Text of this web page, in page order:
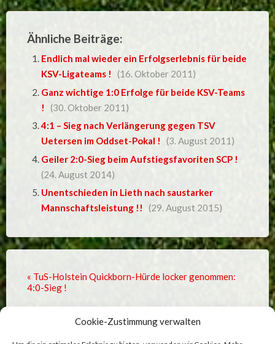
Cookie-Zustimmung verwalten
Ähnliche Beiträge:
Endlich mal wieder ein Erfolgserlebnis für beide
KSV-Ligateams !
(16. Oktober 2011)
Ganz wichtige 1:0 Erfolge für beide KSV-Teams
!
(30. Oktober 2011)
4:1 – Sieg nach Verlängerung gegen TSV
Uetersen im Oddset-Pokal !
(3. August 2011)
Geiler 2:0-Sieg beim Aufstiegsfavoriten SCP !
(24. August 2014)
Unentschieden in Lieth nach saustarker
Mannschaftsleistung !!
(29. August 2015)
« TuS-Holstein Quickborn-Hürde locker genommen:
4:0-Sieg !
West-Eimsbüttel »